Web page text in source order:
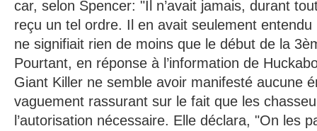
car, selon Spencer: "Il n’avait jamais, durant
reçu un tel ordre. Il en avait seulement
ne signifiait rien de moins que le début de la
Pourtant, en réponse à l’information de
Giant Killer ne semble avoir manifesté aucune
vaguement rassurant sur le fait que les
l’autorisation nécessaire. Elle déclara, "On les